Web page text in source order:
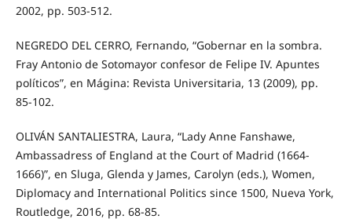
2002, pp. 503-512.
NEGREDO DEL CERRO, Fernando, “Gobernar en la sombra.
Fray Antonio de Sotomayor confesor de Felipe IV. Apuntes
políticos”, en Mágina: Revista Universitaria, 13 (2009), pp.
85-102.
OLIVÁN SANTALIESTRA, Laura, “Lady Anne Fanshawe,
Ambassadress of England at the Court of Madrid (1664-
1666)”, en Sluga, Glenda y James, Carolyn (eds.), Women,
Diplomacy and International Politics since 1500, Nueva York,
Routledge, 2016, pp. 68-85.